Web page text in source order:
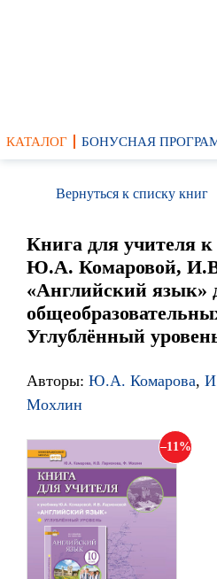
КАТАЛОГ БОНУСНАЯ
Вернуться к списку книг
Книга для учителя
Ю.А. Комаровой,
«Английский язык»
Углублённый
Авторы: Ю.А. Комарова,
Мохлин
11